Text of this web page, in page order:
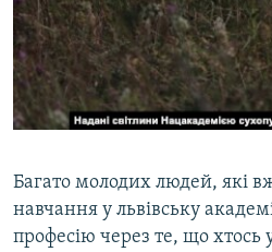
Багато молодих людей, які
навчання у львівську
професію через те, що хтось